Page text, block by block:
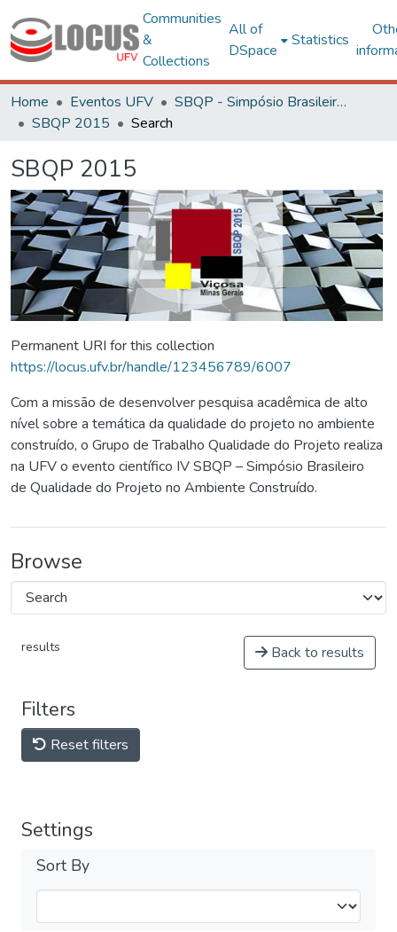
Communities
&
Collections
All of
DSpace
Statistics
Home Eventos UFV
SBQP - Simpósio Brasileiro de Qualidade do Projeto no Ambiente Construído
SBQP 2015
Search
SBQP 2015
Permanent URI for this collection
https://locus.ufv.br/handle/123456789/6007
Com a missão de desenvolver pesquisa acadêmica de alto
nível sobre a temática da qualidade do projeto no ambiente
construído, o Grupo de Trabalho Qualidade do Projeto realiza
na UFV o evento científico IV SBQP – Simpósio Brasileiro
de Qualidade do Projeto no Ambiente Construído.
Browse
results Back to results
Filters
Reset filters
Settings
Sort By